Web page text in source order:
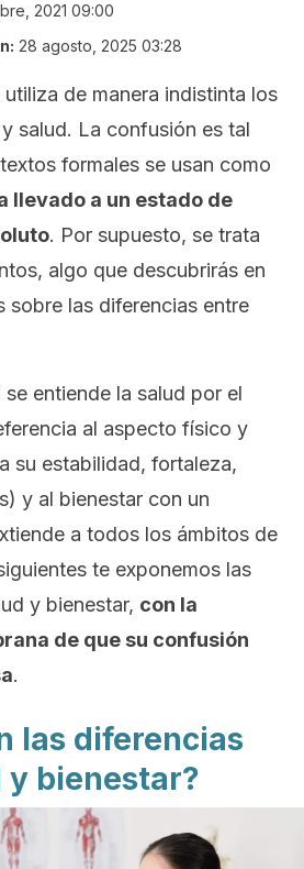
2021 09:00
28 agosto, 2025 03:28
de manera indistinta los
salud. La confusión es tal
formales se usan como
llevado a un estado de
. Por supuesto, se trata
algo que descubrirás en
sobre las diferencias entre
se entiende la salud por el
al aspecto físico y
su estabilidad, fortaleza,
y al bienestar con un
a todos los ámbitos de
te exponemos las
y bienestar, con la
de que su confusión
.
las diferencias
y bienestar?